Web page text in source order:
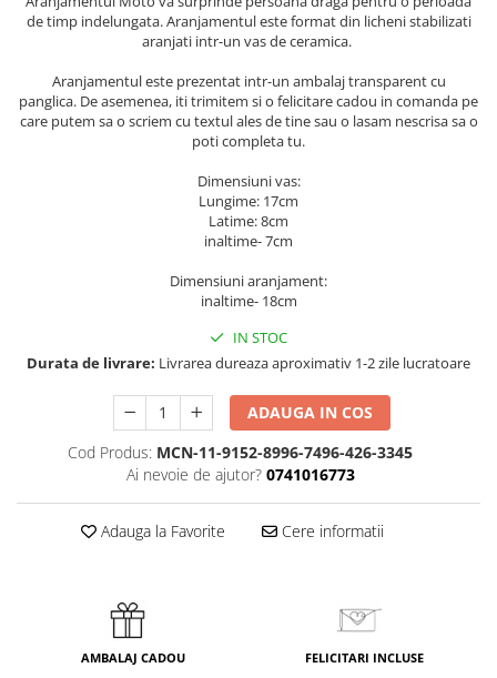
de timp indelungata. Aranjamentul este format din licheni stabilizati
aranjati intr-un vas de ceramica.
Aranjamentul este prezentat intr-un ambalaj transparent cu
panglica. De asemenea, iti trimitem si o felicitare cadou in comanda pe
care putem sa o scriem cu textul ales de tine sau o lasam nescrisa sa o
poti completa tu.
Dimensiuni vas:
Lungime: 17cm
Latime: 8cm
inaltime- 7cm
Dimensiuni aranjament:
inaltime- 18cm
IN STOC
Durata de livrare: Livrarea dureaza aproximativ 1-2 zile lucratoare
ADAUGA IN COS
Cod Produs: MCN-11-9152-8996-7496-426-3345
Ai nevoie de ajutor? 0741016773
Adauga la Favorite Cere informatii
AMBALAJ CADOU FELICITARI INCLUSE